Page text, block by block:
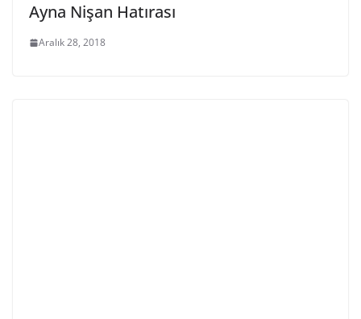
Ayna Nişan Hatırası
Aralık 28, 2018